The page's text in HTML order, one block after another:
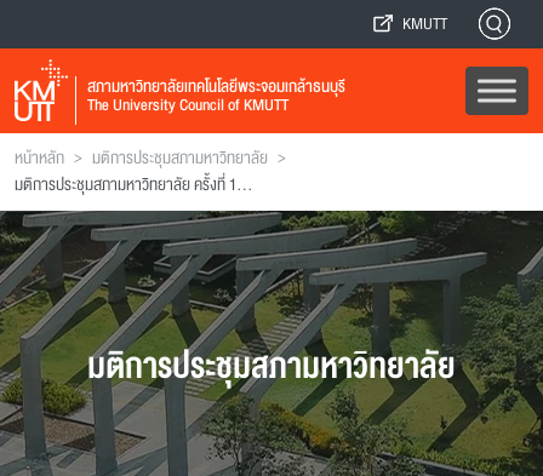
KMUTT
สภามหาวิทยาลัยเทคโนโลยีพระจอมเกล้าธนบุรี
The University Council of KMUTT
หน้าหลัก > มติการประชุมสภามหาวิทยาลัย >
มติการประชุมสภามหาวิทยาลัย ครั้งที่ 170 (ฉบับที่ 1)
มติการประชุมสภามหาวิทยาลัย